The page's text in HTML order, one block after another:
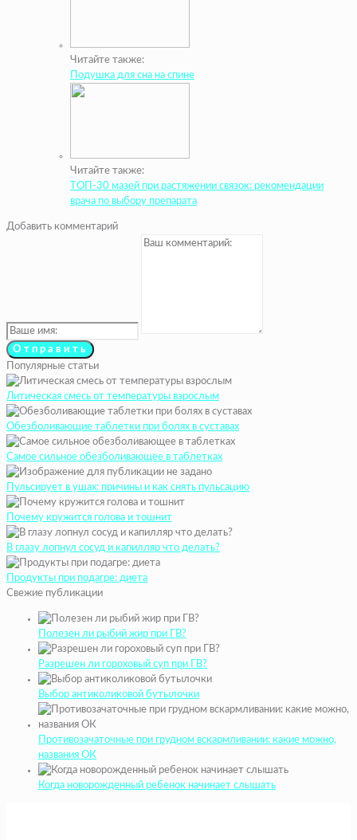
Читайте также:
Подушка для сна на спине
Читайте также:
ТОП-30 мазей при растяжении связок: рекомендации
врача по выбору препарата
Добавить комментарий
Популярные статьи
Литическая смесь от температуры взрослым
Обезболивающие таблетки при болях в суставах
Самое сильное обезболивающее в таблетках
Пульсирует в ушах: причины и как снять пульсацию
Почему кружится голова и тошнит
В глазу лопнул сосуд и капилляр что делать?
Продукты при подагре: диета
Свежие публикации
Полезен ли рыбий жир при ГВ?
Разрешен ли гороховый суп при ГВ?
Выбор антиколиковой бутылочки
Противозачаточные при грудном вскармливании: какие можно,
названия ОК
Когда новорожденный ребенок начинает слышать